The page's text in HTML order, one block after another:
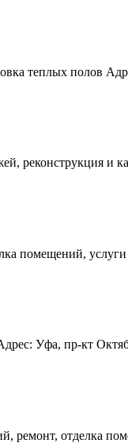
теплых полов
реконструкция
помещений,
Уфа, пр-кт
ремонт, отделка